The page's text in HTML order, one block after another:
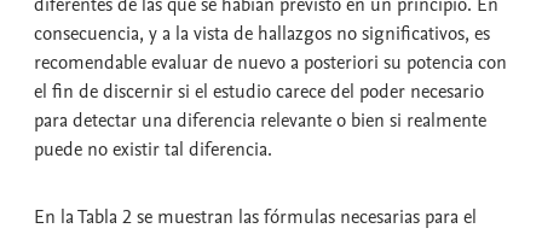
consecuencia, y a la vista de hallazgos no significativos, es
recomendable evaluar de nuevo a posteriori su potencia con
el fin de discernir si el estudio carece del poder necesario
para detectar una diferencia relevante o bien si realmente
puede no existir tal diferencia.
En la Tabla 2 se muestran las fórmulas necesarias para el